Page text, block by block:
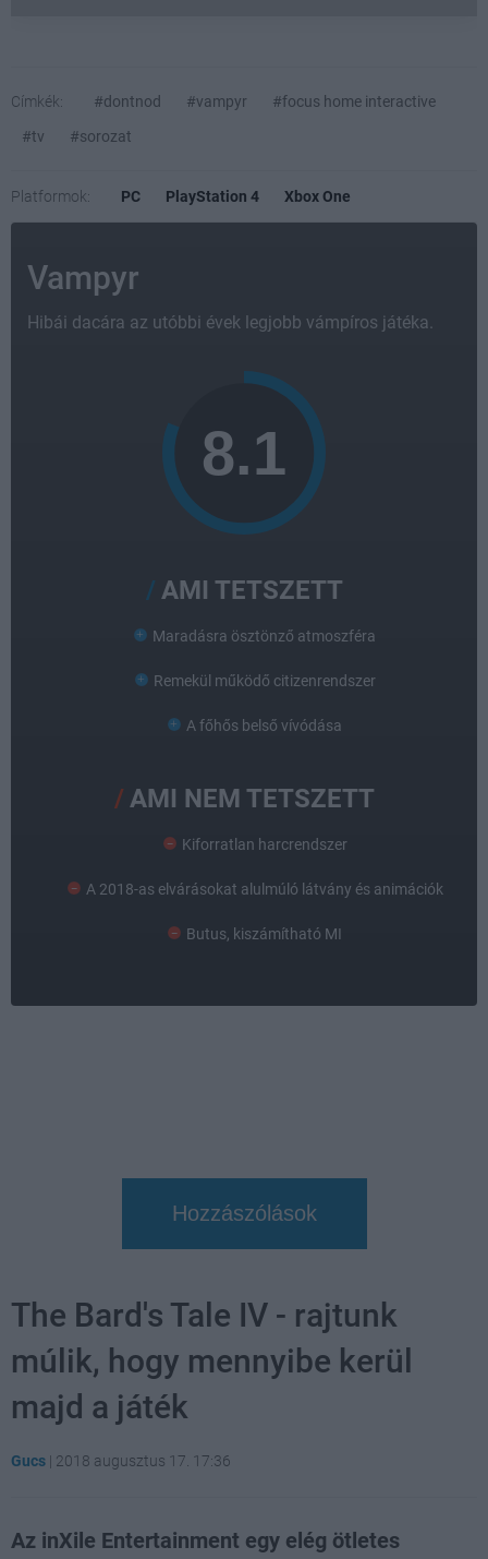
Címkék: #dontnod #vampyr
#focus home interactive
#tv
#sorozat
Platformok: PC PlayStation 4 Xbox One
Vampyr
Hibái dacára az utóbbi évek legjobb vámpíros játéka.
AMI TETSZETT
Maradásra ösztönző atmoszféra
Remekül működő citizenrendszer
A főhős belső vívódása
AMI NEM TETSZETT
Kiforratlan harcrendszer
A 2018-as elvárásokat alulmúló látvány és animációk
Butus, kiszámítható MI
Hozzászólások
The Bard's Tale IV - rajtunk
múlik, hogy mennyibe kerül
majd a játék
Gucs | 2018 augusztus 17. 17:36
Az inXile Entertainment egy elég ötletes